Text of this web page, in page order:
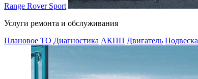
Range Rover Sport
Услуги ремонта и обслуживания
Плановое ТО Диагностика АКПП Двигатель Подвеска